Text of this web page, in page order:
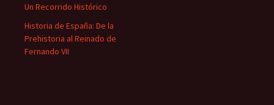
Un Recorrido Histórico
Historia de España: De la
Prehistoria al Reinado de
Fernando VII